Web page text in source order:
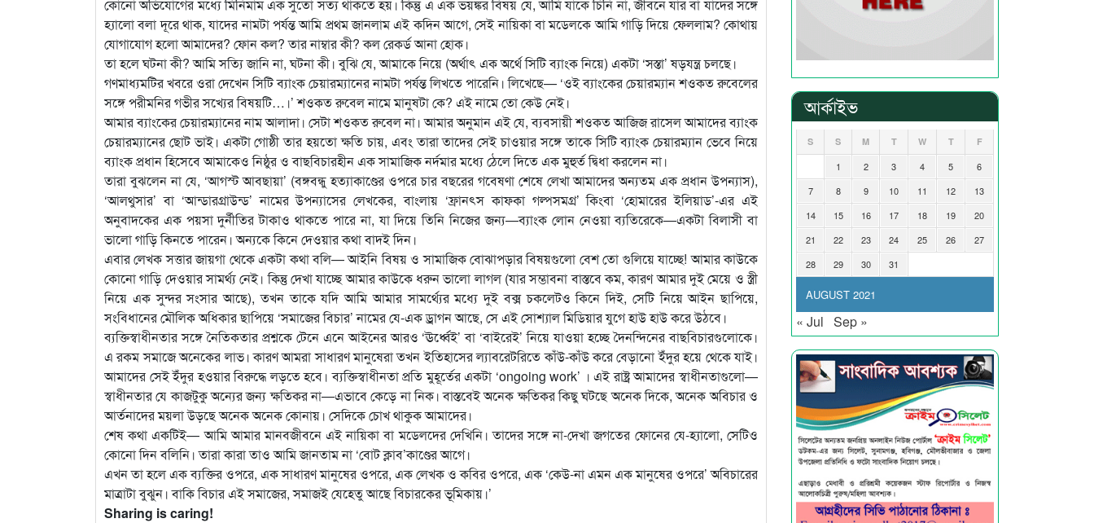
কোনো অভিযোগের মধ্যে মিনিমাম এক সুতো সত্য থাকতে হয়। কিন্তু এ এক ভয়ঙ্কর বিষয় যে, আমি যাকে চিনি না, জীবনে যার বা যাদের সঙ্গে
হ্যালো বলা দূরে থাক, যাদের নামটা পর্যন্ত আমি প্রথম জানলাম এই কদিন আগে, সেই নায়িকা বা মডেলকে আমি গাড়ি দিয়ে ফেললাম? কোথায়
যোগাযোগ হলো আমাদের? ফোন কল? তার নাম্বার কী? কল রেকর্ড আনা হোক।
তা হলে ঘটনা কী? আমি সত্যি জানি না, ঘটনা কী। বুঝি যে, আমাকে নিয়ে (অর্থাৎ এক অর্থে সিটি ব্যাংক নিয়ে) একটা ‘সস্তা’ ষড়যন্ত্র চলছে।
গণমাধ্যমটির খবরে ওরা দেখেন সিটি ব্যাংক চেয়ারম্যানের নামটা পর্যন্ত লিখতে পারেনি। লিখেছে— ‘ওই ব্যাংকের চেয়ারম্যান শওকত রুবেলের
সঙ্গে পরীমনির গভীর সখ্যের বিষয়টি…।’ শওকত রুবেল নামে মানুষটা কে? এই নামে তো কেউ নেই।
আমার ব্যাংকের চেয়ারম্যানের নাম আলাদা। সেটা শওকত রুবেল না। আমার অনুমান এই যে, ব্যবসায়ী শওকত আজিজ রাসেল আমাদের ব্যাংক
চেয়ারম্যানের ছোট ভাই। একটা গোষ্ঠী তার হয়তো ক্ষতি চায়, এবং তারা তাদের সেই চাওয়ার সঙ্গে তাকে সিটি ব্যাংক চেয়ারম্যান ভেবে নিয়ে
ব্যাংক প্রধান হিসেবে আমাকেও নিষ্ঠুর ও বাছবিচারহীন এক সামাজিক নর্দমার মধ্যে ঠেলে দিতে এক মুহুর্ত দ্বিধা করলেন না।
তারা বুঝলেন না যে, ‘আগস্ট আবছায়া’ (বঙ্গবন্ধু হত্যাকাণ্ডের ওপরে চার বছরের গবেষণা শেষে লেখা আমাদের অন্যতম এক প্রধান উপন্যাস),
‘আলথুসার’ বা ‘আন্ডারগ্রাউন্ড’ নামের উপন্যাসের লেখকের, বাংলায় ‘ফ্রানৎস কাফকা গল্পসমগ্র’ কিংবা ‘হোমারের ইলিয়াড’-এর এই
অনুবাদকের এক পয়সা দুর্নীতির টাকাও থাকতে পারে না, যা দিয়ে তিনি নিজের জন্য—ব্যাংক লোন নেওয়া ব্যতিরেকে—একটা বিলাসী বা
ভালো গাড়ি কিনতে পারেন। অন্যকে কিনে দেওয়ার কথা বাদই দিন।
এবার লেখক সত্তার জায়গা থেকে একটা কথা বলি— আইনি বিষয় ও সামাজিক বোঝাপড়ার বিষয়গুলো বেশ তো গুলিয়ে যাচ্ছে! আমার কাউকে
কোনো গাড়ি দেওয়ার সামর্থ্য নেই। কিন্তু দেখা যাচ্ছে আমার কাউকে ধরুন ভালো লাগল (যার সম্ভাবনা বাস্তবে কম, কারণ আমার দুই মেয়ে ও স্ত্রী
নিয়ে এক সুন্দর সংসার আছে), তখন তাকে যদি আমি আমার সামর্থ্যের মধ্যে দুই বক্স চকলেটও কিনে দিই, সেটি নিয়ে আইন ছাপিয়ে,
সংবিধানের মৌলিক অধিকার ছাপিয়ে ‘সমাজের বিচার’ নামের যে-এক ড্রাগন আছে, সে এই সোশ্যাল মিডিয়ার যুগে হাউ হাউ করে উঠবে।
ব্যক্তিস্বাধীনতার সঙ্গে নৈতিকতার প্রশ্নকে টেনে এনে আইনের আরও ‘ঊর্ধ্বেই’ বা ‘বাইরেই’ নিয়ে যাওয়া হচ্ছে দৈনন্দিনের বাছবিচারগুলোকে।
এ রকম সমাজে অনেকের লাভ। কারণ আমরা সাধারণ মানুষেরা তখন ইতিহাসের ল্যাবরেটরিতে কাঁউ-কাঁউ করে বেড়ানো ইঁদুর হয়ে থেকে যাই।
আমাদের সেই ইঁদুর হওয়ার বিরুদ্ধে লড়তে হবে। ব্যক্তিস্বাধীনতা প্রতি মুহূর্তের একটা ‘ongoing work’ । এই রাষ্ট্র আমাদের স্বাধীনতাগুলো—
স্বাধীনতার যে কাজটুকু অন্যের জন্য ক্ষতিকর না—এভাবে কেড়ে না নিক। বাস্তবেই অনেক ক্ষতিকর কিছু ঘটছে অনেক দিকে, অনেক অবিচার ও
আর্তনাদের ময়লা উড়ছে অনেক অনেক কোনায়। সেদিকে চোখ থাকুক আমাদের।
শেষ কথা একটিই— আমি আমার মানবজীবনে এই নায়িকা বা মডেলদের দেখিনি। তাদের সঙ্গে না-দেখা জগতের ফোনের যে-হ্যালো, সেটিও
কোনো দিন বলিনি। তারা কারা তাও আমি জানতাম না ‘বোট ক্লাব’কাণ্ডের আগে।
এখন তা হলে এক ব্যক্তির ওপরে, এক সাধারণ মানুষের ওপরে, এক লেখক ও কবির ওপরে, এক ‘কেউ-না এমন এক মানুষের ওপরে’ অবিচারের
মাত্রাটা বুঝুন। বাকি বিচার এই সমাজের, সমাজই যেহেতু আছে বিচারকের ভূমিকায়।’
Sharing is caring!
আর্কাইভ
AUGUST 2021
S S M T W T F
1 2 3 4 5
6
7
8 9 10 11 12
13
14
15 16 17 18 19
20
21
22 23 24 25 26
27
28
29 30 31
« Jul Sep »